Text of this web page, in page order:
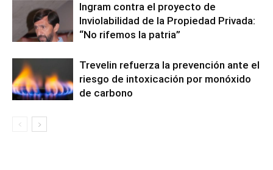
Ingram contra el proyecto de
Inviolabilidad de la Propiedad Privada:
“No rifemos la patria”
Trevelin refuerza la prevención ante el
riesgo de intoxicación por monóxido
de carbono